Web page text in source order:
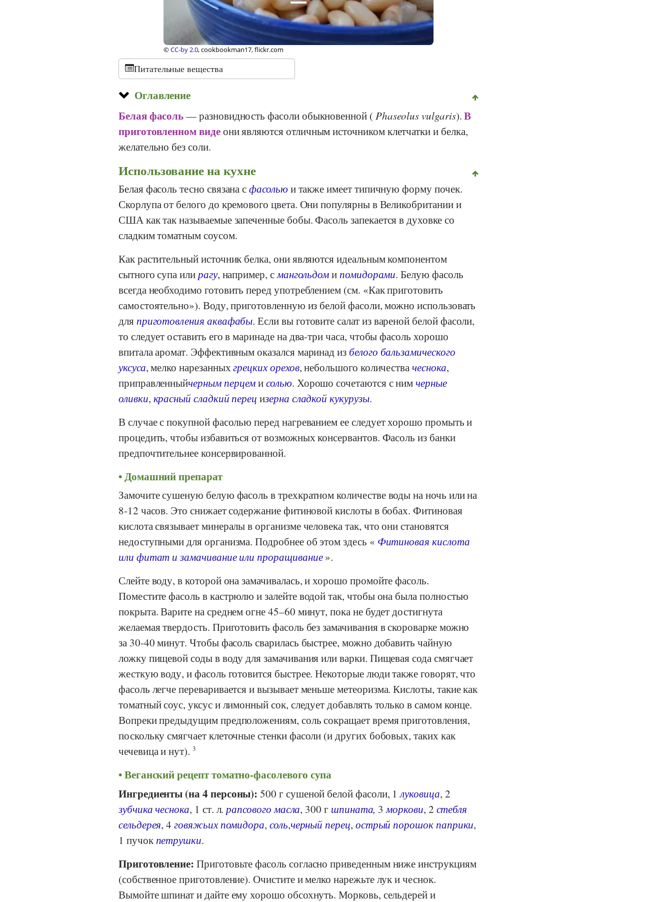
©CC-by 2.0, cookbookman17, flickr.com
Питательные вещества
Оглавление
Белая фасоль— разновидность фасоли обыкновенной (Phaseolus vulgaris).В
приготовленном видеони являются отличным источником клетчатки и белка,
желательно без соли.
Использование на кухне
Белая фасоль тесно связана сфасольюи также имеет типичную форму почек.
Скорлупа от белого до кремового цвета. Они популярны в Великобритании и
США как так называемые запеченные бобы. Фасоль запекается в духовке со
сладким томатным соусом.
Как растительный источник белка, они являются идеальным компонентом
сытного супа илирагу, например, смангольдомипомидорами. Белую фасоль
всегда необходимо готовить перед употреблением (см. «Как приготовить
самостоятельно»). Воду, приготовленную из белой фасоли, можно использовать
дляприготовления аквафабы. Если вы готовите салат из вареной белой фасоли,
то следует оставить его в маринаде на два-три часа, чтобы фасоль хорошо
впитала аромат. Эффективным оказался маринад из белого бальзамического
уксуса, мелко нарезанныхгрецких орехов, небольшого количествачеснока,
приправленныйчерным перцемисолью. Хорошо сочетаются с нимчерные
оливки, красный сладкий перец изерна сладкой кукурузы.
В случае с покупной фасолью перед нагреванием ее следует хорошо промыть и
процедить, чтобы избавиться от возможных консервантов. Фасоль из банки
предпочтительнее консервированной.
Домашний препарат
Замочите сушеную белую фасоль в трехкратном количестве воды на ночь или на
8-12 часов. Это снижает содержание фитиновой кислоты в бобах. Фитиновая
кислота связывает минералы в организме человека так, что они становятся
недоступными для организма. Подробнее об этом здесь « Фитиновая кислота
или фитат и замачивание или проращивание».
Слейте воду, в которой она замачивалась, и хорошо промойте фасоль.
Поместите фасоль в кастрюлю и залейте водой так, чтобы она была полностью
покрыта. Варите на среднем огне 45–60 минут, пока не будет достигнута
желаемая твердость. Приготовить фасоль без замачивания в скороварке можно
за 30-40 минут. Чтобы фасоль сварилась быстрее, можно добавить чайную
ложку пищевой соды в воду для замачивания или варки. Пищевая сода смягчает
жесткую воду, и фасоль готовится быстрее. Некоторые люди также говорят, что
фасоль легче переваривается и вызывает меньше метеоризма. Кислоты, такие как
томатный соус, уксус и лимонный сок, следует добавлять только в самом конце.
Вопреки предыдущим предположениям, соль сокращает время приготовления,
поскольку смягчает клеточные стенки фасоли (и других бобовых, таких как
чечевица и нут). 3
Веганский рецепт томатно-фасолевого супа
Ингредиенты (на 4 персоны): 500 г сушеной белой фасоли, 1луковица, 2
зубчика чеснока, 1 ст. л. рапсового масла, 300 г шпината, 3моркови, 2 стебля
сельдерея, 4говяжьих помидора, соль,черный перец, острый порошок паприки,
1 пучок петрушки.
Приготовление: Приготовьте фасоль согласно приведенным ниже инструкциям
(собственное приготовление). Очистите и мелко нарежьте лук и чеснок.
Вымойте шпинат и дайте ему хорошо обсохнуть. Морковь, сельдерей и